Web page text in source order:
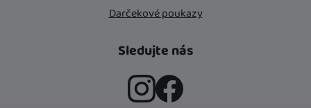
Darčekové poukazy
Sledujte nás